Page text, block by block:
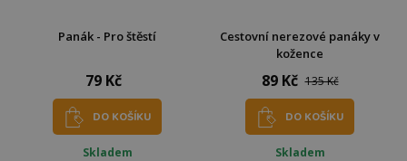
Panák - Pro štěstí
79 Kč
DO KOŠÍKU
Skladem
Cestovní nerezové panáky v
kožence
89 Kč 135 Kč
DO KOŠÍKU
Skladem